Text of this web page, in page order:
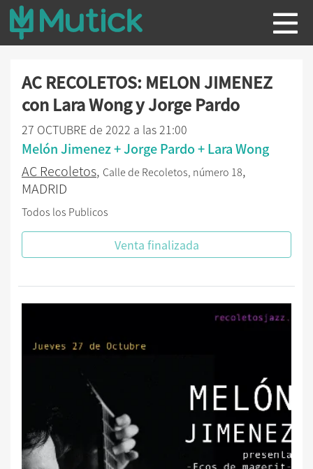
AC RECOLETOS: MELON JIMENEZ
con Lara Wong y Jorge Pardo
27 OCTUBRE de 2022 a las 21:00
Melón Jimenez + Jorge Pardo + Lara Wong
AC Recoletos, Calle de Recoletos, número 18,
MADRID
Todos los Publicos
Venta finalizada